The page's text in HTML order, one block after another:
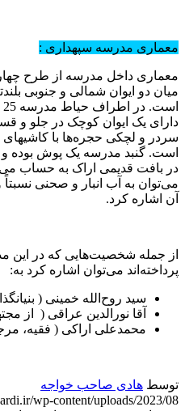
معماری مدرسه سپهداری :
معماری داخل مدرسه از طرح چهار
میان دو ایوان شمالی و جنوبی
دارای یک ایوان کوچک در جلو و
سردر و لچکی حجره‌ها با
است. گنبد مدرسه یک پوش بوده و
در بافت قدیمی اراک به حساب
می‌توان به آب‌ انبار و صحنی
آن اشاره کرد.
از جمله شخصیت‌هایی که در
پرداخته‌اند می‌توان اشاره کرد به:
سید روح‌الله خمینی (
آقا نورالدین عراقی ( از
محمدعلی اراکی ( فقیه،
توسط هادی صاحب خواجه